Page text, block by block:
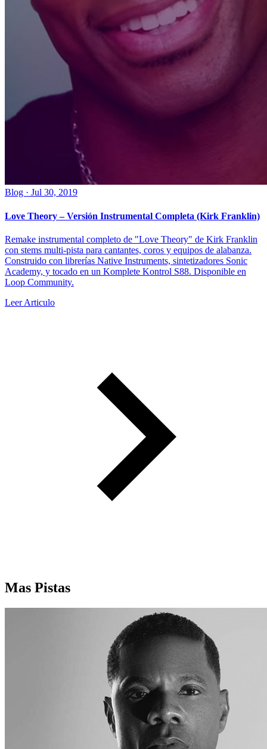
Blog · Jul 30, 2019
Love Theory – Versión Instrumental Completa (Kirk Franklin)
Remake instrumental completo de "Love Theory" de Kirk Franklin
con stems multi-pista para cantantes, coros y equipos de alabanza.
Construido con librerías Native Instruments, sintetizadores Sonic
Academy, y tocado en un Komplete Kontrol S88. Disponible en
Loop Community.
Leer Articulo
Mas Pistas